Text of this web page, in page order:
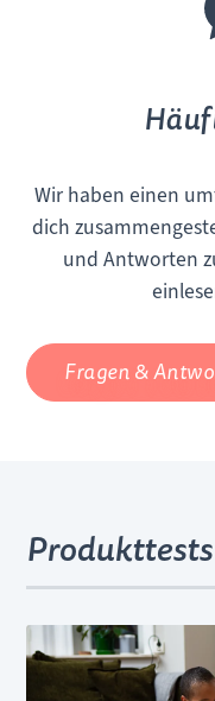
Wir haben einen
dich
und Antworten
Fragen &